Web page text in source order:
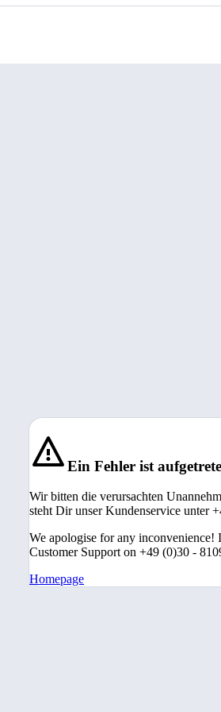
Ein Fehler ist
Wir bitten die verursachten
steht Dir unser Kundenservice unter
We apologise for any inconvenience!
Customer Support on +49 (0)30 -
Homepage